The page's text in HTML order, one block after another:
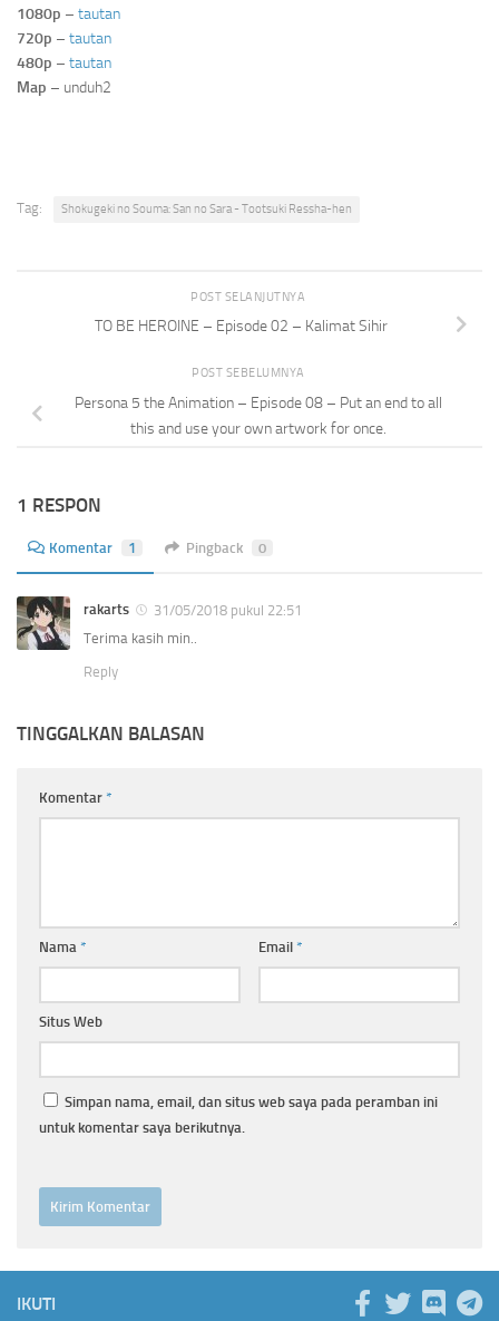
1080p – tautan
720p – tautan
480p – tautan
Map – unduh2
Tag: Shokugeki no Souma: San no Sara - Tootsuki Ressha-hen
POST SELANJUTNYA
TO BE HEROINE – Episode 02 – Kalimat Sihir
POST SEBELUMNYA
Persona 5 the Animation – Episode 08 – Put an end to all
this and use your own artwork for once.
1 RESPON
Komentar 1 Pingback 0
rakarts
31/05/2018 pukul 22:51
Terima kasih min..
Reply
TINGGALKAN BALASAN
Komentar *
Nama * Email *
Situs Web
Simpan nama, email, dan situs web saya pada peramban ini
untuk komentar saya berikutnya.
IKUTI